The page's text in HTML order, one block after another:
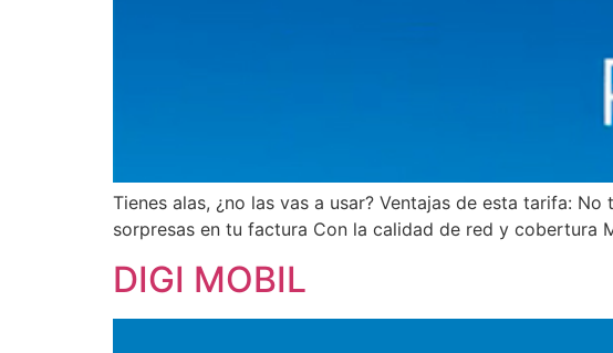
Tienes alas, ¿no las vas a usar? Ventajas de esta tarifa:
sorpresas en tu factura Con la calidad de red y
DIGI MOBIL